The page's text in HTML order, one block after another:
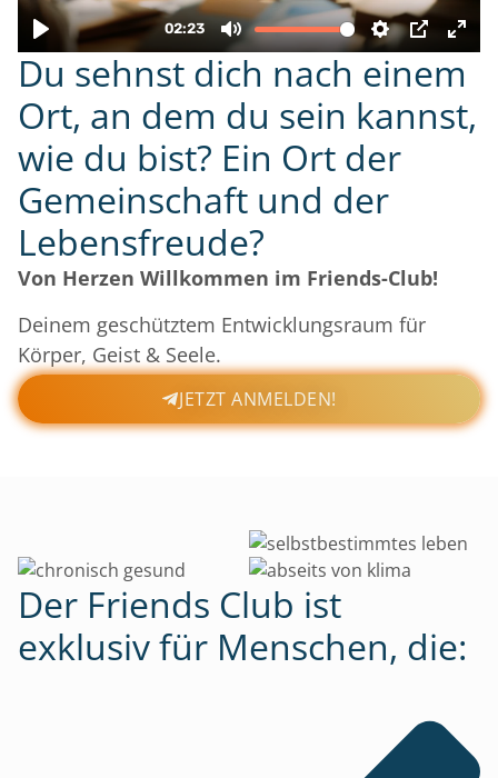
Du sehnst dich nach einem
Ort, an dem du sein kannst,
wie du bist? Ein Ort der
Gemeinschaft und der
Lebensfreude?
Von Herzen Willkommen im Friends-Club!
Deinem geschütztem Entwicklungsraum für
Körper, Geist & Seele.
JETZT ANMELDEN!
Der Friends Club ist
exklusiv für Menschen, die: